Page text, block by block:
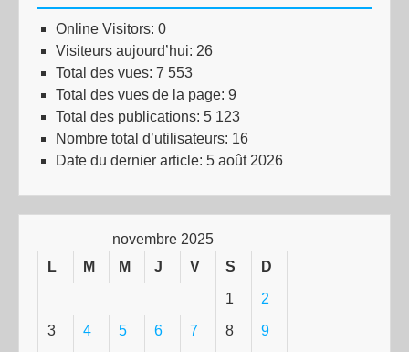
Online Visitors: 0
Visiteurs aujourd’hui: 26
Total des vues: 7 553
Total des vues de la page: 9
Total des publications: 5 123
Nombre total d’utilisateurs: 16
Date du dernier article: 5 août 2026
novembre 2025
L
M M J V S D
1 2
3 4 5 6 7 8 9